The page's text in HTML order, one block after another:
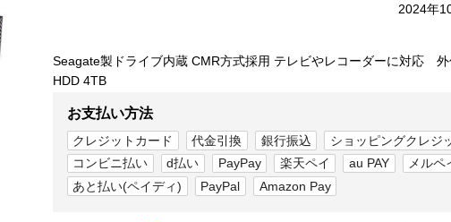
2024年
Seagate製ドライブ内蔵 CMR方式採用 テレビやレコーダーに対応 外
HDD 4TB
お支払い方法
クレジットカード 代金引換 銀行振込
ショッピングクレジ
コンビニ払い
d払い PayPay 楽天ペイ au PAY
メルペ
あと払い(ペイディ)
PayPal Amazon Pay